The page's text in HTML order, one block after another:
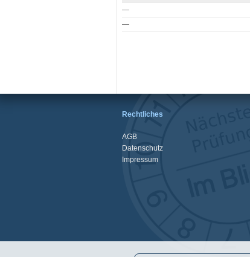
—
—
Rechtliches
AGB
Datenschutz
Impressum